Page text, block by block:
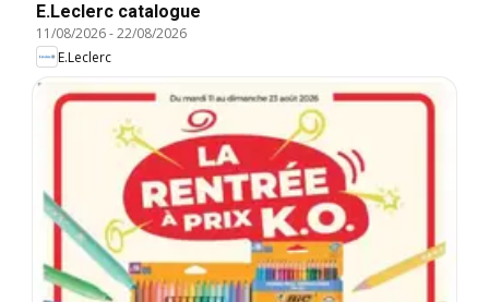
E.Leclerc catalogue
11/08/2026-22/08/2026
E.Leclerc